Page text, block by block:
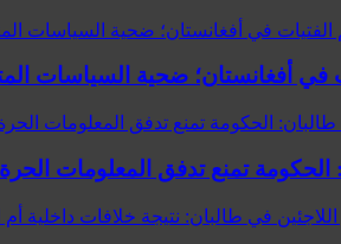
في أفغانستان؛ ضحية السياسات
الحكومة تمنع تدفق المعلومات